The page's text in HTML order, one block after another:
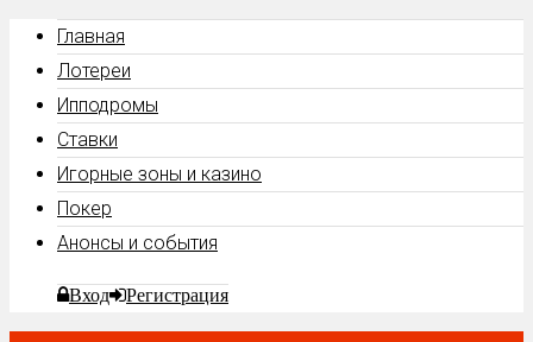
Главная
Лотереи
Ипподромы
Ставки
Игорные зоны и казино
Покер
Анонсы и события
Вход Регистрация